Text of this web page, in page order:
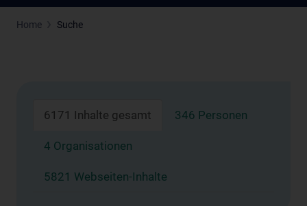
Home Suche
6171 Inhalte gesamt 346 Personen
4 Organisationen
5821 Webseiten-Inhalte